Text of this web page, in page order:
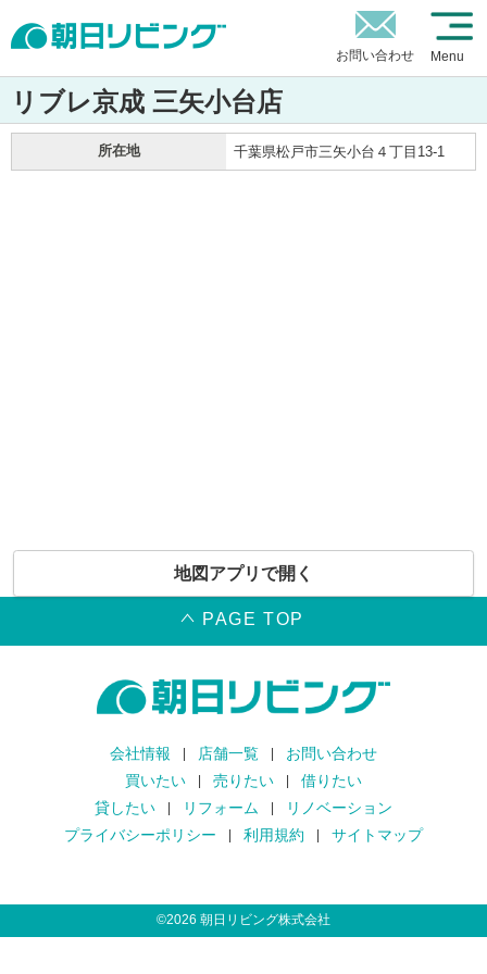
お問い合わせ Menu
リブレ京成 三矢小台店
所在地 千葉県松戸市三矢小台４丁目13-1
地図アプリで開く
PAGE TOP
会社情報 店舗一覧
お問い合わせ
買いたい
売りたい
借りたい
貸したい
リフォーム
リノベーション
プライバシーポリシー
利用規約 サイトマップ
©2026 朝日リビング株式会社